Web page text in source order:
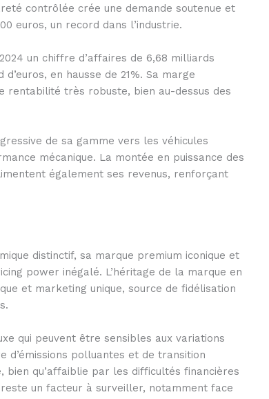
contrôlée crée une demande soutenue et
euros, un record dans l’industrie.
un chiffre d’affaires de 6,68 milliards
d’euros, en hausse de 21%. Sa marge
rentabilité très robuste, bien au-dessus des
de sa gamme vers les véhicules
mécanique. La montée en puissance des
également ses revenus, renforçant
distinctif, sa marque premium iconique et
power inégalé. L’héritage de la marque en
et marketing unique, source de fidélisation
qui peuvent être sensibles aux variations
d’émissions polluantes et de transition
bien qu’affaiblie par les difficultés financières
un facteur à surveiller, notamment face